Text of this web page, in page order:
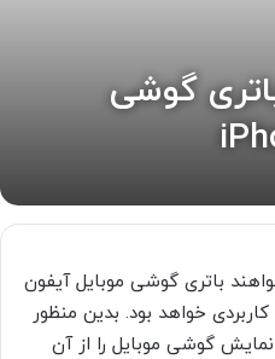
گوشی
باتری گوشی موبایل آیفون
خواهد بود. بدین منظور
گوشی موبایل را از آن